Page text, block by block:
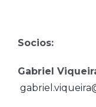
Socios:
Gabriel